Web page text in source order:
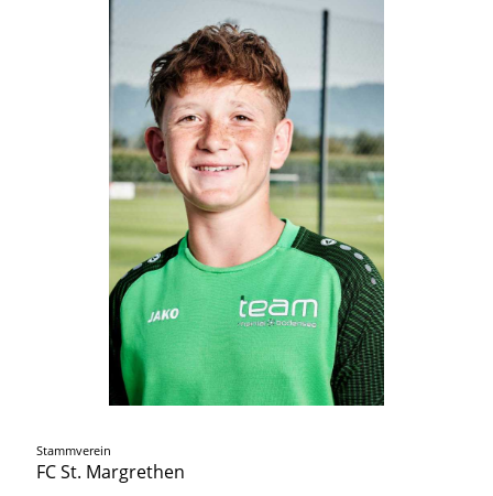
Stammverein
FC St. Margrethen